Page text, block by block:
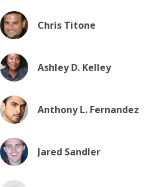
Chris Titone
Ashley D. Kelley
Anthony L. Fernandez
Jared Sandler